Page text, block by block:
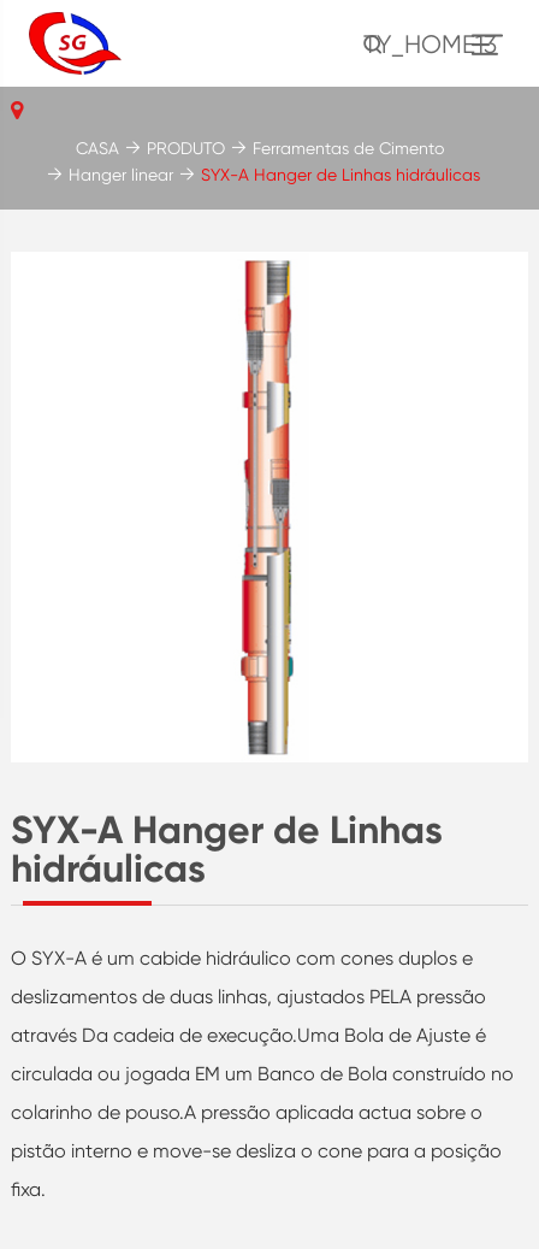
TY_HOME13
SYX-A Hanger de Linhas
hidráulicas
O SYX-A é um cabide hidráulico com cones duplos e
deslizamentos de duas linhas, ajustados PELA pressão
através Da cadeia de execução.Uma Bola de Ajuste é
circulada ou jogada EM um Banco de Bola construído no
colarinho de pouso.A pressão aplicada actua sobre o
pistão interno e move-se desliza o cone para a posição
fixa.
CASA PRODUTO
Ferramentas de Cimento
Hanger linear
SYX-A Hanger de Linhas hidráulicas